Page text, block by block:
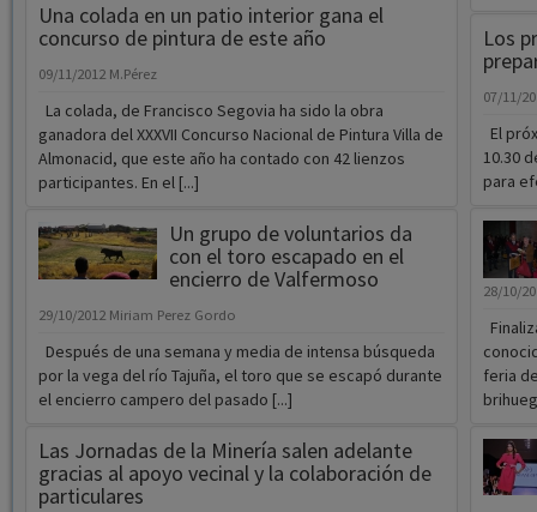
Una colada en un patio interior gana el
concurso de pintura de este año
09/11/2012 M.Pérez
La colada, de Francisco Segovia ha sido la obra
ganadora del XXXVII Concurso Nacional de Pintura Villa de
Almonacid, que este año ha contado con 42 lienzos
participantes. En el [...]
Un grupo de voluntarios da
con el toro escapado en el
encierro de Valfermoso
29/10/2012 Miriam Perez Gordo
Después de una semana y media de intensa búsqueda
por la vega del río Tajuña, el toro que se escapó durante
el encierro campero del pasado [...]
Las Jornadas de la Minería salen adelante
gracias al apoyo vecinal y la colaboración de
particulares
Los
07/11/
El
10.30
para
28/10/
feria